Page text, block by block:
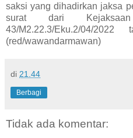
saksi yang dihadirkan jaksa
surat dari
43/M2.22.3/Eku.2/04/
(red/wawandarmawan)
di 21.44
Berbagi
Tidak ada komentar: